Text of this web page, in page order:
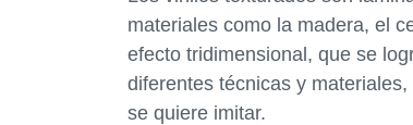
materiales como la madera, el
efecto tridimensional, que se
diferentes técnicas y
se quiere imitar.